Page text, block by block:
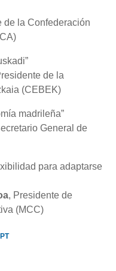
de la Confederación
de la
(CEBEK)
madrileña”
General de
para adaptarse
, Presidente de
(MCC)